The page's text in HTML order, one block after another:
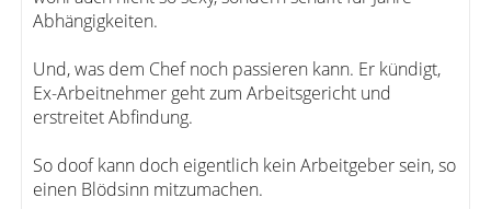
Abhängigkeiten.
Und, was dem Chef noch passieren kann. Er kündigt,
Ex-Arbeitnehmer geht zum Arbeitsgericht und
erstreitet Abfindung.
So doof kann doch eigentlich kein Arbeitgeber sein, so
einen Blödsinn mitzumachen.